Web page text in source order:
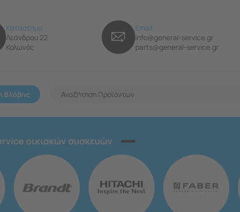
Κατάστημα
Λεάνδρου 22
Κολωνός
Email
info@general-service.gr
parts@general-service.gr
Βλάβης
οικιακών συσκευών